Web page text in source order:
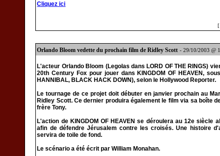
Cliquez ici
Orlando Bloom vedette du prochain film de Ridley Scott - 29/10/2003 @
L'acteur Orlando Bloom (Legolas dans LORD OF THE RINGS)
20th Century Fox pour jouer dans KINGDOM OF HEAVEN,
HANNIBAL, BLACK HACK DOWN), selon le Hollywood Reporter.
Le tournage de ce projet doit débuter en janvier prochain au
Ridley Scott. Ce dernier produira également le film via sa boîte
frère Tony.
L'action de KINGDOM OF HEAVEN se déroulera au 12e siècle
afin de défendre Jérusalem contre les croisés. Une histoire
servira de toile de fond.
Le scénario a été écrit par William Monahan.